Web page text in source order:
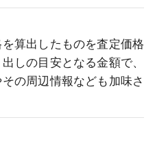
算出したものを査定価格
しの目安となる金額で、
の周辺情報なども加味さ